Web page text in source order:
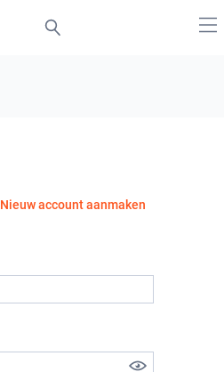
Nieuw account aanmaken